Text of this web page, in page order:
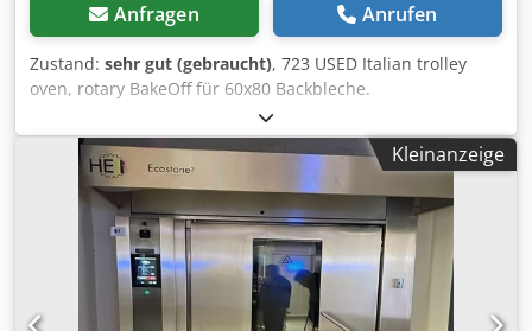
Anfragen Anrufen
Zustand: sehr gut (gebraucht), 723 USED Italian trolley
oven, rotary BakeOff für 60x80 Backbleche.
AUSSENABMESSUNGEN (in cm.): - W 165, - D 221, - H 260.
AUSRÜSTUNG: - 2 Wagen: 60x80 - Gas-/Ölbrenner
GEBRAUCHT Die Maschine steht zur Besichtigung in
unserem Lager (36-068 Bachórz, Polen) bereit. Zahlbare
Optionen: Aufarbeitung / Transport / Installation /
Inbetriebnahme. Der angegebene Preis ist netto.
Codjrqiipopfx Aafeha WIR SPRECHEN ENGLISCH, DEUTSCH
UND FRANZÖSISCH.
Kleinanzeige